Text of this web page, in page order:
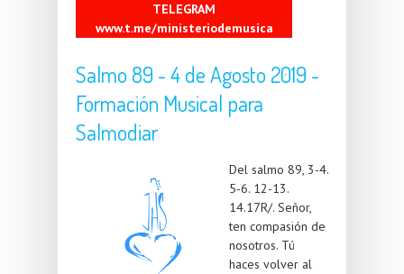
TELEGRAM
www.t.me/ministeriodemusica
Salmo 89 - 4 de Agosto 2019 -
Formación Musical para
Salmodiar
Del salmo 89, 3-4.
5-6. 12-13.
14.17R/. Señor,
ten compasión de
nosotros. Tú
haces volver al